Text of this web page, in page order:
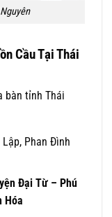
Cầu Tại Thái
bàn tỉnh Thái
Phan Đình
Đại Từ – Phú
Hóa